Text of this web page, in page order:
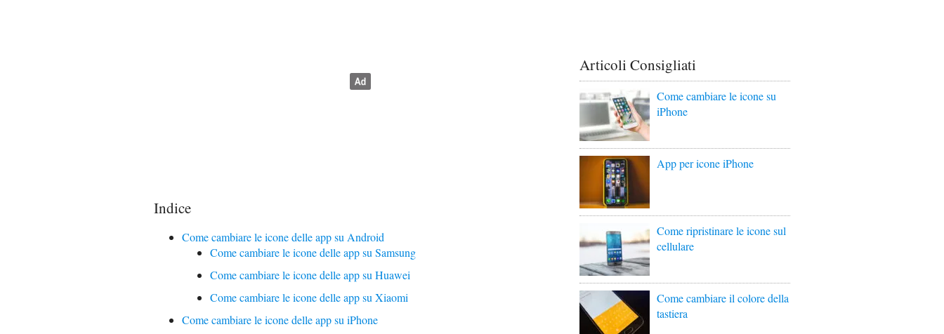
Indice
Come cambiare le icone delle app su Android
Come cambiare le icone delle app su Samsung
Come cambiare le icone delle app su Huawei
Come cambiare le icone delle app su Xiaomi
Come cambiare le icone delle app su iPhone
Articoli Consigliati
Come cambiare le icone su
iPhone
App per icone iPhone
Come ripristinare le icone sul
cellulare
Come cambiare il colore della
tastiera